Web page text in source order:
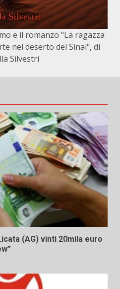
e il romanzo "La ragazza
nel deserto del Sinai", di
Silvestri
(AG) vinti 20mila euro